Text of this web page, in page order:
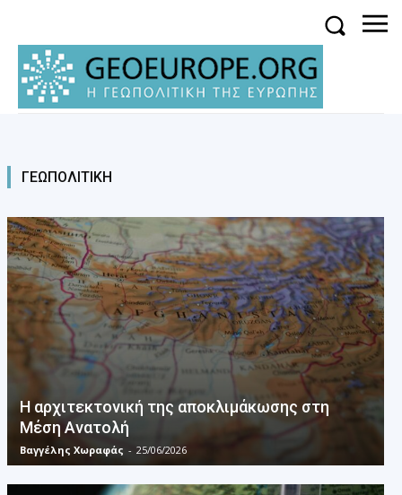
ΓΕΩΠΟΛΙΤΙΚΗ
Η αρχιτεκτονική της αποκλιμάκωσης στη
Mέση Aνατολή
Βαγγέλης Χωραφάς - 25/06/2026